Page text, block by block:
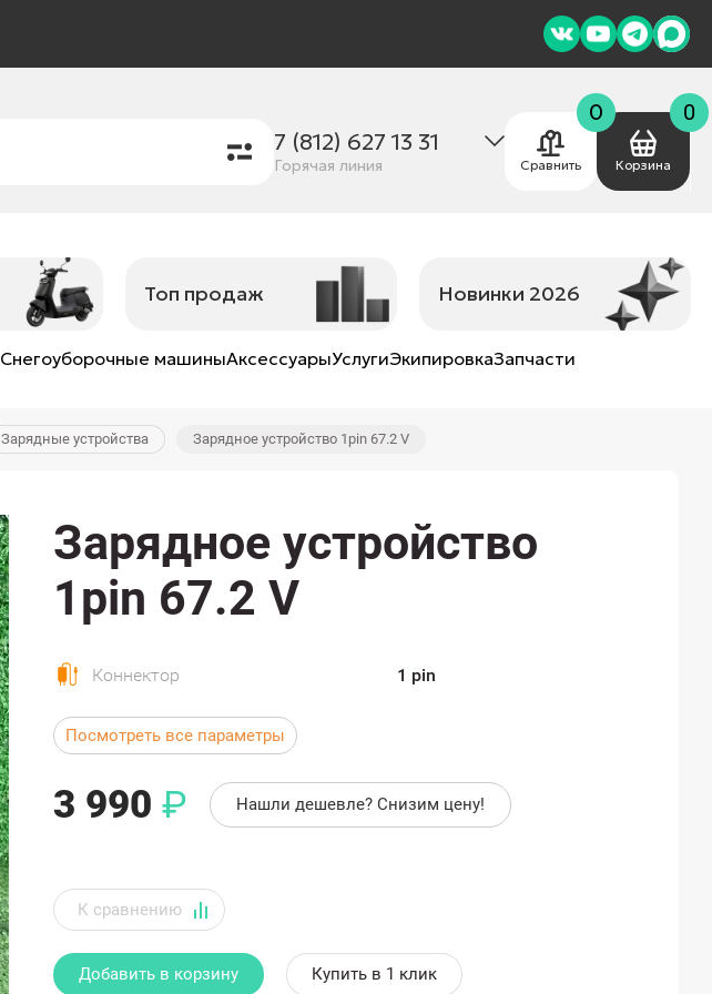
7 (812) 627 13 31
Горячая линия
0
Сравнить Корзина
0
Топ продаж Новинки 2026
Снегоуборочные машиныАксессуарыУслугиЭкипировкаЗапчасти
Зарядные устройства Зарядное устройство 1pin 67.2 V
Зарядное устройство
1pin 67.2 V
Коннектор 1 pin
Посмотреть все параметры
3 990 ₽ Нашли дешевле? Снизим цену!
Добавить в корзину Купить в 1 клик